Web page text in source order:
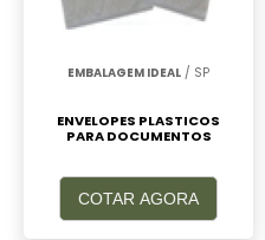
EMBALAGEM IDEAL / SP
ENVELOPES PLASTICOS
PARA DOCUMENTOS
COTAR AGORA